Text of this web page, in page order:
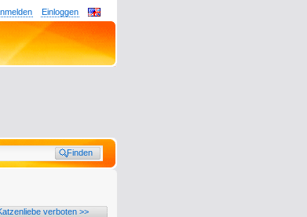
Einloggen
verboten >>